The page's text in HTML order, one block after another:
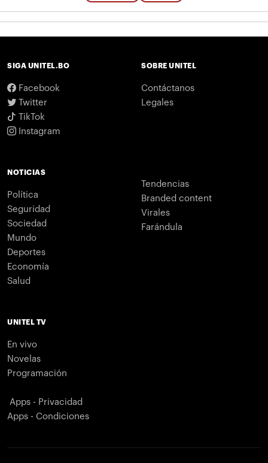
SIGA UNITEL.BO
Facebook
Twitter
TikTok
Instagram
SOBRE UNITEL
Contáctanos
Legales
NOTICIAS
Política
Seguridad
Sociedad
Mundo
Deportes
Economía
Salud
Tendencias
Branded content
Virales
Farándula
UNITEL TV
En vivo
Novelas
Programación
Apps - Privacidad
Apps - Condiciones